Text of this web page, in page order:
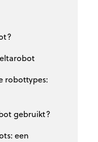
robottypes:
gebruikt?
een